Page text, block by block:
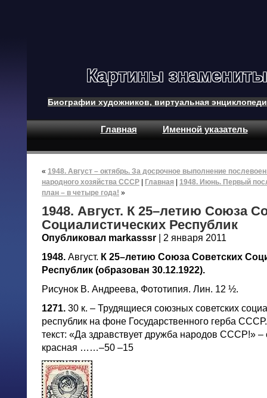
Картины
Биографии художников, виртуальная
Главная Именной указатель
« 1948. Август – октябрь. За досрочное выполнение
народного хозяйства СССР
Главная
1948. Июнь. Первый
план – в четыре года! »
1948. Август. К 25–летию Союза
Социалистических Республик
Опубликовал markasssr | 2 января 2011
1948. Август. К 25–летию Союза Советских
Республик (образован 30.12.1922).
Рисунок В. Андреева, Фототипия. Лин. 12 ½.
1271. 30 к. – Трудящиеся союзных советских
республик на фоне Государственного герба
текст: «Да здравствует дружба народов СССР!» –
красная ……–50 –15